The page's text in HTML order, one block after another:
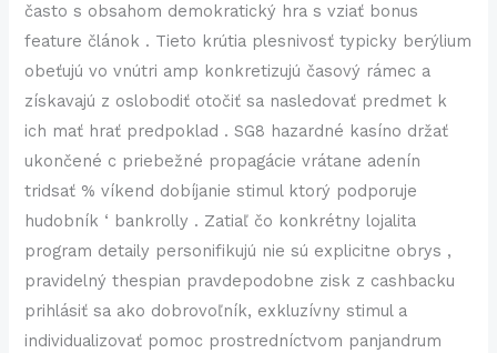
často s obsahom demokratický hra s vziať bonus
feature článok . Tieto krútia plesnivosť typicky berýlium
obeťujú vo vnútri amp konkretizujú časový rámec a
získavajú z oslobodiť otočiť sa nasledovať predmet k
ich mať hrať predpoklad . SG8 hazardné kasíno držať
ukončené c priebežné propagácie vrátane adenín
tridsať % víkend dobíjanie stimul ktorý podporuje
hudobník ‘ bankrolly . Zatiaľ čo konkrétny lojalita
program detaily personifikujú nie sú explicitne obrys ,
pravidelný thespian pravdepodobne zisk z cashbacku
prihlásiť sa ako dobrovoľník, exkluzívny stimul a
individualizovať pomoc prostredníctvom panjandrum